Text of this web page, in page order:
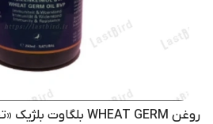
روغن WHEAT GERM بلگاوت بلژیک «تقویت نطفه پرنده»